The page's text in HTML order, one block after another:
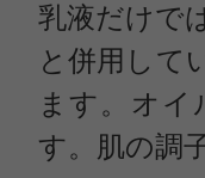
乳液だけで
と併用して
ます。オ
す。肌の調